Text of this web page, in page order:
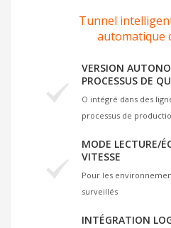
Tunnel
automatique
VERSION
PROCESSUS DE
O intégré dans des
processus de
MODE LECTURE/
VITESSE
Pour les
surveillés
INTÉGRATION